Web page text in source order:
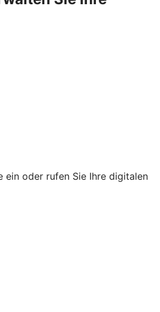
ein oder rufen Sie Ihre digitalen